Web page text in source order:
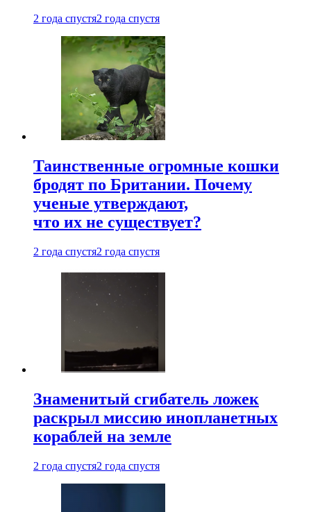
2 года спустя2 года спустя
Таинственные огромные кошки
бродят по Британии. Почему
ученые утверждают,
что их не существует?
2 года спустя2 года спустя
Знаменитый сгибатель ложек
раскрыл миссию инопланетных
кораблей на земле
2 года спустя2 года спустя